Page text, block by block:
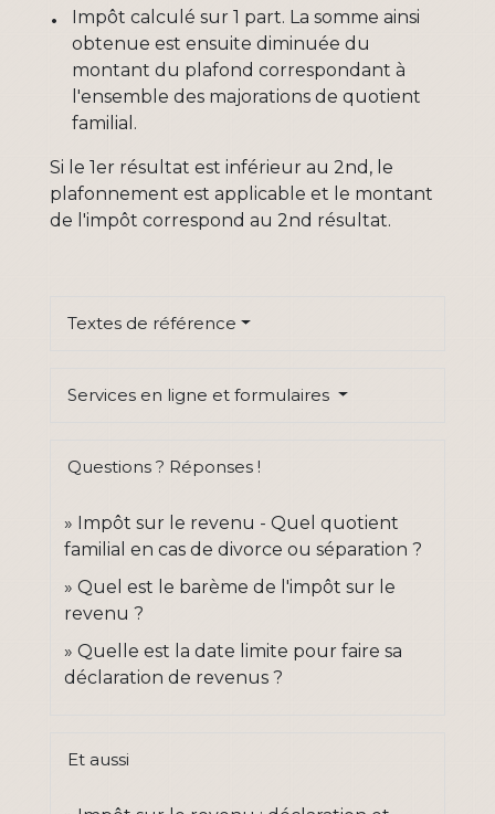
Impôt calculé sur 1 part. La somme ainsi
obtenue est ensuite diminuée du
montant du plafond correspondant à
l'ensemble des majorations de quotient
familial.
Si le 1er résultat est inférieur au 2nd , le
plafonnement est applicable et le montant
de l'impôt correspond au 2nd résultat.
Textes de référence
Services en ligne et formulaires
Questions ? Réponses !
Impôt sur le revenu - Quel quotient
familial en cas de divorce ou séparation ?
Quel est le barème de l'impôt sur le
revenu ?
Quelle est la date limite pour faire sa
déclaration de revenus ?
Et aussi